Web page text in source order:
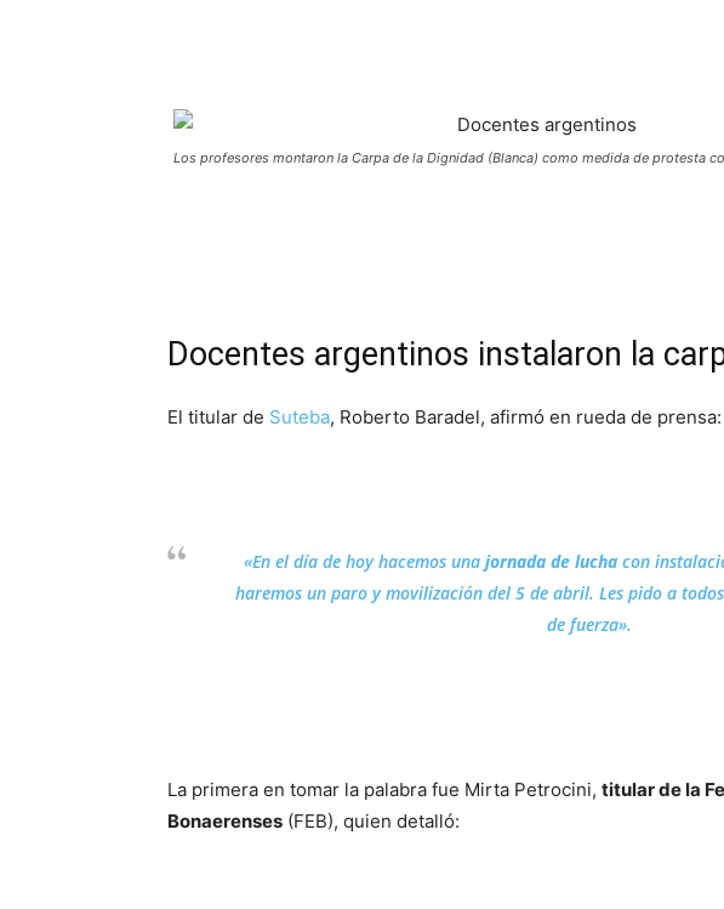
Los profesores montaron la Carpa de la Dignidad (Blanca) como medida de protesta
Docentes argentinos instalaron la
El titular de Suteba, Roberto Baradel, afirmó en rueda de prensa:
«En el día de hoy hacemos una jornada de luchacon
haremos un paro y movilización del 5 de abril. Les pido a
de fuerza».
La primera en tomar la palabra fue Mirta Petrocini, titular de la
Bonaerenses (FEB), quien detalló: